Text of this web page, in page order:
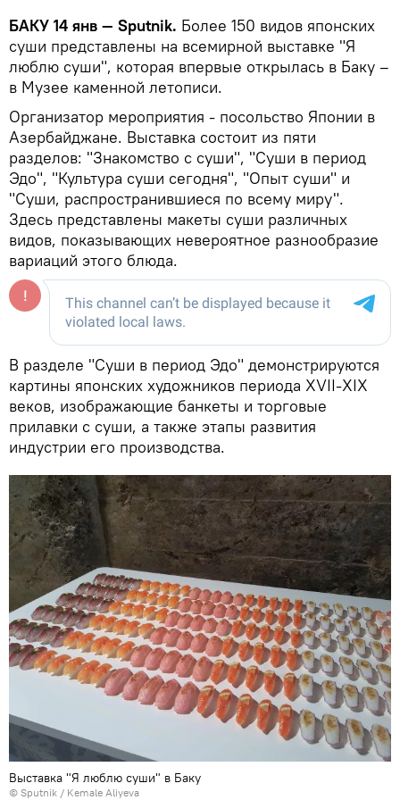
БАКУ 14 янв — Sputnik. Более 150 видов японских
суши представлены на всемирной выставке "Я
люблю суши", которая впервые открылась в Баку –
в Музее каменной летописи.
Организатор мероприятия - посольство Японии в
Азербайджане. Выставка состоит из пяти
разделов: "Знакомство с суши", "Суши в период
Эдо", "Культура суши сегодня", "Опыт суши" и
"Суши, распространившиеся по всему миру".
Здесь представлены макеты суши различных
видов, показывающих невероятное разнообразие
вариаций этого блюда.
В разделе "Суши в период Эдо" демонстрируются
картины японских художников периода XVII-XIX
веков, изображающие банкеты и торговые
прилавки с суши, а также этапы развития
индустрии его производства.
Выставка "Я люблю суши" в Баку
© Sputnik / Kemale Aliyeva